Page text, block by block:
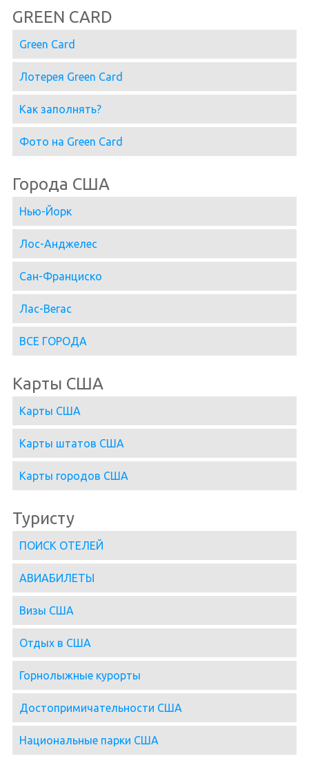
GREEN CARD
Green Card
Лотерея Green Card
Как заполнять?
Фото на Green Card
Города США
Нью-Йорк
Лос-Анджелес
Сан-Франциско
Лас-Вегас
ВСЕ ГОРОДА
Карты США
Карты США
Карты штатов США
Карты городов США
Туристу
ПОИСК ОТЕЛЕЙ
АВИАБИЛЕТЫ
Визы США
Отдых в США
Горнолыжные курорты
Достопримичательности США
Национальные парки США